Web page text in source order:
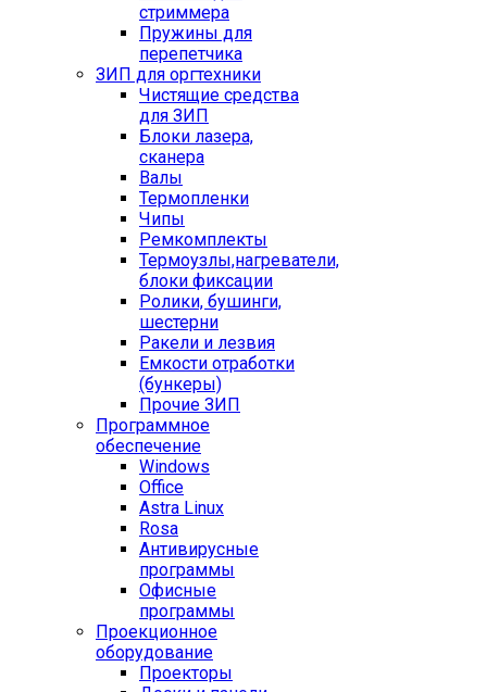
стриммера
Пружины для
перепетчика
ЗИП для оргтехники
Чистящие средства
для ЗИП
Блоки лазера,
сканера
Валы
Термопленки
Чипы
Ремкомплекты
Термоузлы,нагреватели,
блоки фиксации
Ролики, бушинги,
шестерни
Ракели и лезвия
Емкости отработки
(бункеры)
Прочие ЗИП
Программное
обеспечение
Windows
Office
Astra Linux
Rosa
Антивирусные
программы
Офисные
программы
Проекционное
оборудование
Проекторы